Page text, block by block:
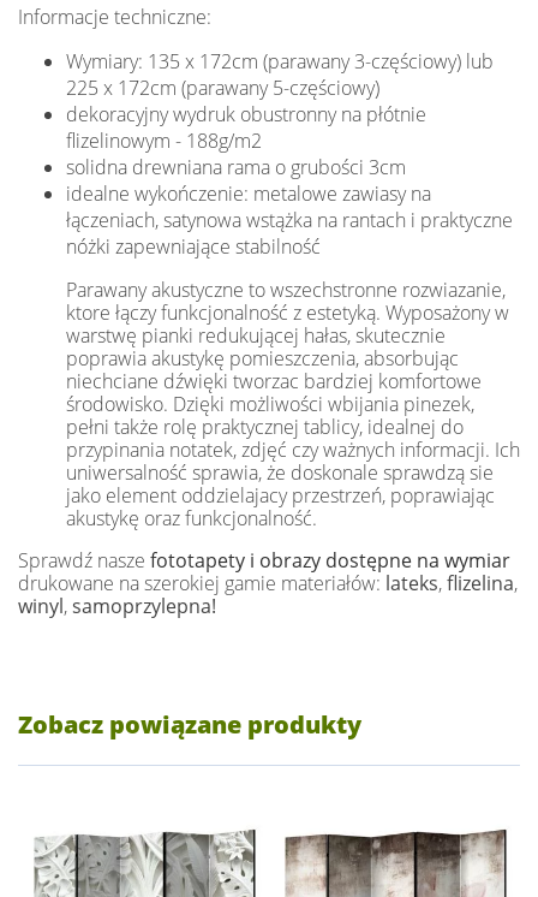
Informacje techniczne:
Wymiary: 135 x 172cm (parawany 3-częściowy) lub
225 x 172cm (parawany 5-częściowy)
dekoracyjny wydruk obustronny na płótnie
flizelinowym - 188g/m2
solidna drewniana rama o grubości 3cm
idealne wykończenie: metalowe zawiasy na
łączeniach, satynowa wstążka na rantach i praktyczne
nóżki zapewniające stabilność
Parawany akustyczne to wszechstronne rozwiazanie,
ktore łączy funkcjonalność z estetyką. Wyposażony w
warstwę pianki redukującej hałas, skutecznie
poprawia akustykę pomieszczenia, absorbując
niechciane dźwięki tworzac bardziej komfortowe
środowisko. Dzięki możliwości wbijania pinezek,
pełni także rolę praktycznej tablicy, idealnej do
przypinania notatek, zdjęć czy ważnych informacji. Ich
uniwersalność sprawia, że doskonale sprawdzą sie
jako element oddzielajacy przestrzeń, poprawiając
akustykę oraz funkcjonalność.
Sprawdź nasze fototapety i obrazy dostępne na wymiar
drukowane na szerokiej gamie materiałów: lateks,flizelina,
winyl,samoprzylepna!
Zobacz powiązane produkty